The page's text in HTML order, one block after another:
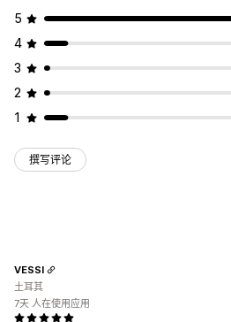
5
4
3
2
1
撰写评论
VESSI
土耳其
7天 人在使用应用